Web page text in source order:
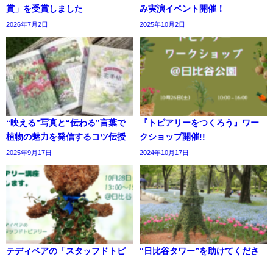
賞」を受賞しました
2026年7月2日
み実演イベント開催！
2025年10月2日
“映える”写真と“伝わる”言葉で
植物の魅力を発信するコツ伝授
2025年9月17日
『トピアリーをつくろう』ワー
クショップ開催!!
2024年10月17日
テディベアの「スタッフドトピ
“日比谷タワー”を助けてくださ